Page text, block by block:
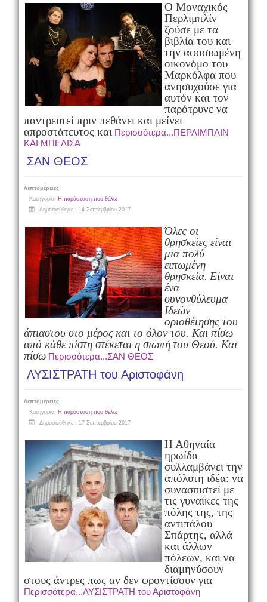
Ο Μοναχικός
Περλιμπλίν
ζούσε με τα
βιβλία του και
την αφοσιωμένη
οικονόμο του
Μαρκόλφα που
ανησυχούσε για
αυτόν και τον
παρότρυνε να
παντρευτεί πριν πεθάνει και μείνει
απροστάτευτος και Περισσότερα...ΠΕΡΛΙΜΠΛΙΝ
ΚΑΙ ΜΠΕΛΙΣΑ
ΣΑΝ ΘΕΟΣ
Λεπτομέρειες
Κατηγορία: Η παράσταση που θέλω
Δημοσιεύθηκε : 14 Σεπτεμβρίου 2017
Όλες οι
θρησκείες είναι
μια πολύ
ειπωμένη
θρησκεία. Είναι
ένα
συνονθύλευμα
Ιδεών
οριοθέτησης του
άπιαστου στο μέρος και το όλον του. Και πίσω
από κάθε πίστη στέκεται η σιωπήτου Θεού. Και
πίσω Περισσότερα...ΣΑΝ ΘΕΟΣ
ΛΥΣΙΣΤΡΑΤΗ του Αριστοφάνη
Λεπτομέρειες
Κατηγορία: Η παράσταση που θέλω
Δημοσιεύθηκε : 17 Σεπτεμβρίου 2017
Η Αθηναία
ηρωίδα
συλλαμβάνει την
απόλυτη ιδέα: να
συνασπιστεί με
τις γυναίκες της
πόλης της, της
αντιπάλου
Σπάρτης, αλλά
και άλλων
πόλεων, και να
διαμηνύσουν
στους άντρες πως αν δεν φροντίσουν για
Περισσότερα...ΛΥΣΙΣΤΡΑΤΗ του Αριστοφάνη